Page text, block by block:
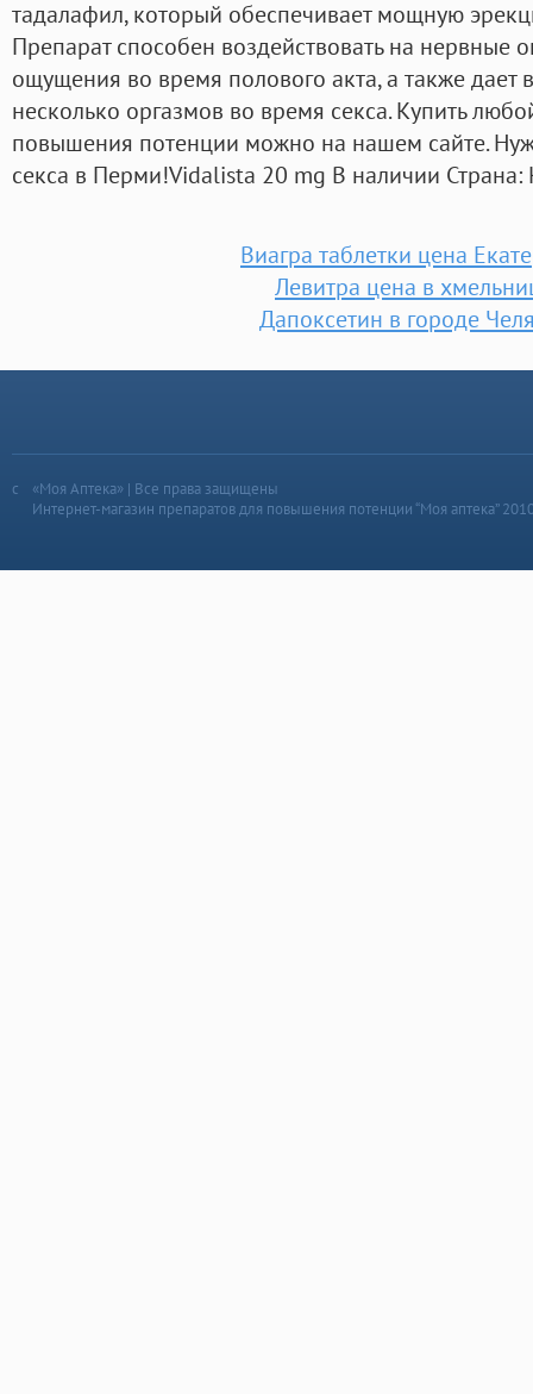
тадалафил, который обеспечивает мощную
Препарат способен воздействовать на нервные
ощущения во время полового акта, а также дает
несколько оргазмов во время секса. Купить
повышения потенции можно на нашем сайте.
секса в Перми!Vidalista 20 mg В наличии Страна:
Виагра таблетки цена
Левитра цена в
Дапоксетин в городе
«Моя Аптека» | Все права защищены
Интернет-магазин препаратов для повышения потенции “Моя аптека”